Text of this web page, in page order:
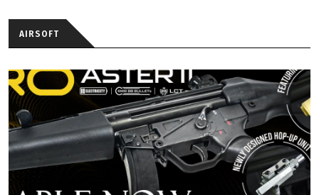
AIRSOFT